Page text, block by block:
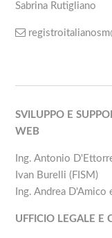
Sabrina Rutigliano
SVILUPPO E
WEB
Ing. Antonio
Ivan Burelli (FISM)
Ing. Andrea
UFFICIO LEGALE E